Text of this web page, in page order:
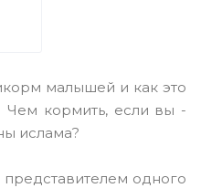
малышей и как это
Чем кормить, если вы -
ислама?
одного